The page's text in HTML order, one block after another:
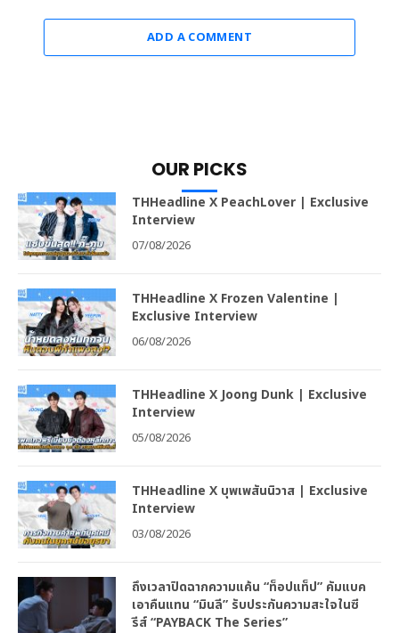
ADD A COMMENT
OUR PICKS
THHeadline X PeachLover | Exclusive
Interview
07/08/2026
THHeadline X Frozen Valentine |
Exclusive Interview
06/08/2026
THHeadline X Joong Dunk | Exclusive
Interview
05/08/2026
THHeadline X บุพเพสันนิวาส | Exclusive
Interview
03/08/2026
ถึงเวลาปิดฉากความแค้น “ท็อปแท็ป” คัมแบค
เอาคืนแทน “มินลี” รับประกันความสะใจในซี
รีส์ “PAYBACK The Series”